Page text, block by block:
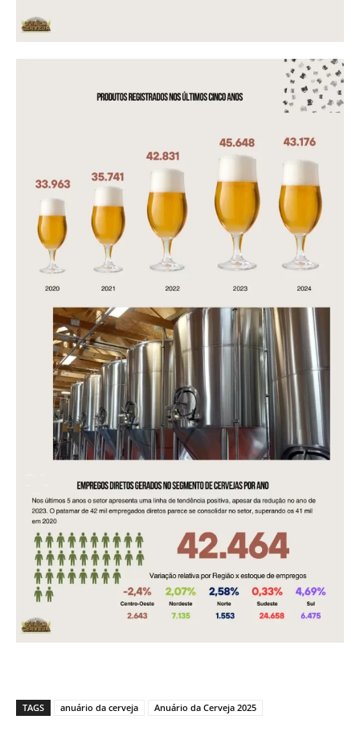
TAGS anuário da cerveja Anuário da Cerveja 2025